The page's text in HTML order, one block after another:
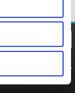
POLITYKA